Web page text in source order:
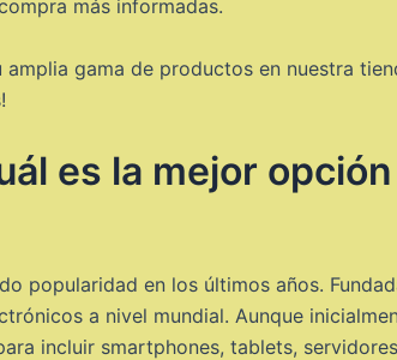
más informadas.
gama de productos en nuestra
es la mejor
popularidad en los últimos años.
a nivel mundial. Aunque
incluir smartphones, tablets,